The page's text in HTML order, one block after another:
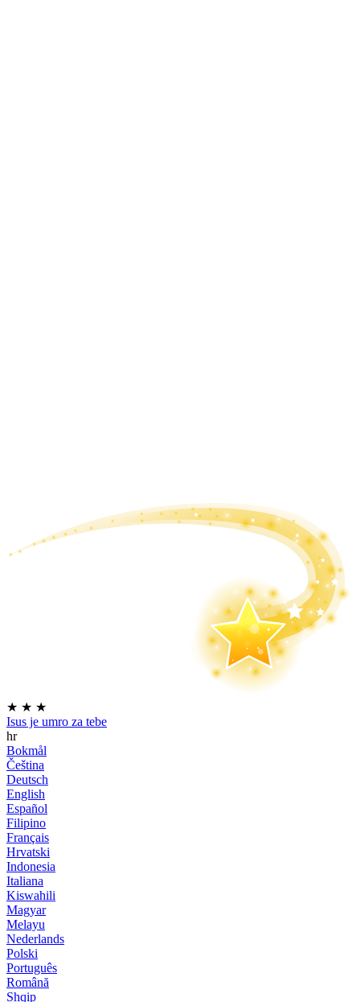
★ ★ ★
Isus je umro za tebe
hr
Bokmål
Čeština
Deutsch
English
Español
Filipino
Français
Hrvatski
Indonesia
Italiana
Kiswahili
Magyar
Melayu
Nederlands
Polski
Português
Română
Shqip